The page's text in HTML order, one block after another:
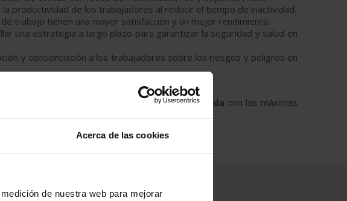
Acerca de las cookies
de nuestra web para mejorar
productividad de los trabajadores al reducir el tiempo de inactividad.
trabajo tienen una mayor satisfacción y un mejor rendimiento.
una estrategia a largo plazo para garantizar la seguridad y salud en
y concienciación a los trabajadores sobre los riesgos y peligros en
de prevención de riesgos laborales en Granada con las máximas